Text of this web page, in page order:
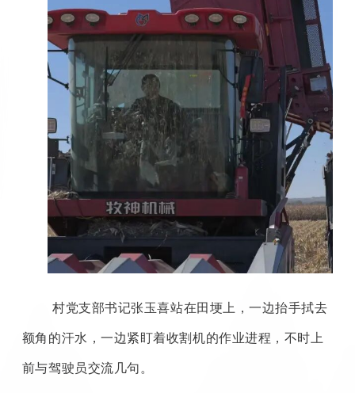
村党支部书记张玉喜站在田埂上，一边抬手拭去
额角的汗水，一边紧盯着收割机的作业进程，不时上
前与驾驶员交流几句。